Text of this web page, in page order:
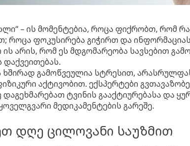
– ის მომენტებია, როცა ფიქრობთ, რომ
როცა ფოკუსირება გიჭირთ და
ის არის, რომ ეს მდგომარეობა სავსებით
ხშირად გამოწვეულია სტრესით,
აქტივობით. ექსპერტები
ტვინის გააქტიურებასა და
მედიკამენტების გარეშე.
დღე ცილოვანი საუზმით